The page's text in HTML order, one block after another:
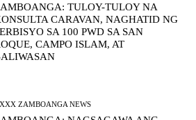
TULOY-TULOY NA
CARAVAN, NAGHATID NG
SA 100 PWD SA SAN
CAMPO ISLAM, AT
ZAMBOANGA NEWS